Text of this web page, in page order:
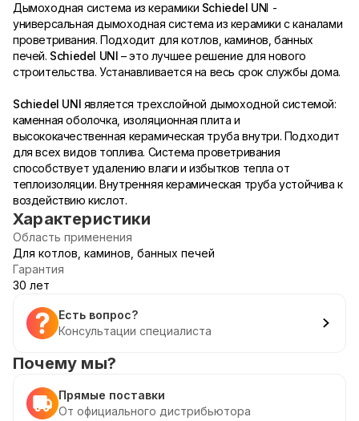
Дымоходная система из керамики Schiedel UNI -
универсальная дымоходная система из керамики с каналами
проветривания. Подходит для котлов, каминов, банных
печей. Schiedel UNI – это лучшее решение для нового
строительства. Устанавливается на весь срок службы дома.
Schiedel UNI является трехслойной дымоходной системой:
каменная оболочка, изоляционная плита и
высококачественная керамическая труба внутри. Подходит
для всех видов топлива. Система проветривания
способствует удалению влаги и избытков тепла от
теплоизоляции. Внутренняя керамическая труба устойчива к
воздействию кислот.
Характеристики
Область применения
Для котлов, каминов, банных печей
Гарантия
30 лет
Есть вопрос?
Консультации специалиста
Почему мы?
Прямые поставки
От официального дистрибьютора